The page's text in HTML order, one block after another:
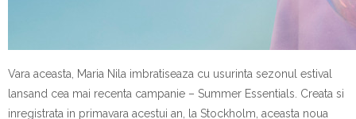
Vara aceasta, Maria Nila imbratiseaza cu usurinta sezonul estival
lansand cea mai recenta campanie – Summer Essentials. Creata si
inregistrata in primavara acestui an, la Stockholm, aceasta noua